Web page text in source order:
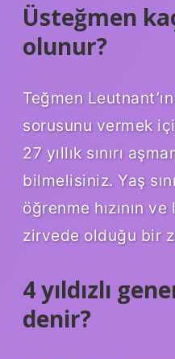
Üsteğmen
olunur?
Teğmen
sorusunu vermek
27 yıllık sınırı
bilmelisiniz. Yaş
öğrenme hızının
zirvede olduğu bir
4 yıldızlı
denir?